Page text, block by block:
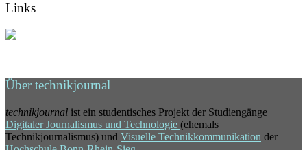
Links
Über technikjournal
technikjournal ist ein studentisches Projekt der Studiengänge
Digitaler Journalismus und Technologie (ehemals
Technikjournalismus) und Visuelle Technikkommunikation der